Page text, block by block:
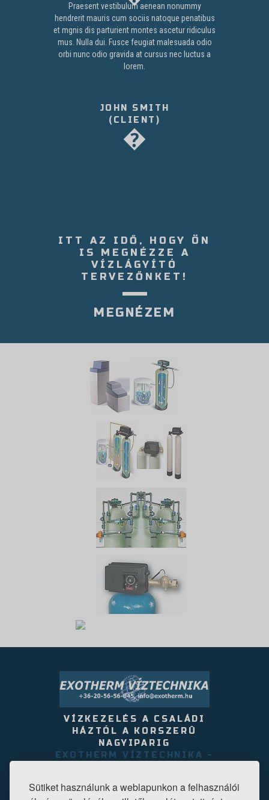
Sütiket használunk a weblapunkon a felhasználói
Praesent vestibulum aenean nonummy
hendrerit mauris cum sociis natoque penatibus
et mgnis dis parturient montes ascetur ridiculus
mus. Nulla dui. Fusce feugiat malesuada odio
orbi nunc odio gravida at cursus nec luctus a
lorem.
JOHN SMITH
(CLIENT)
ITT AZ IDŐ, HOGY ÖN
IS MEGNÉZZE A
VÍZLÁGYÍTÓ
TERVEZŐNKET!
MEGNÉZEM
VÍZKEZELÉS A CSALÁDI
HÁZTÓL A KORSZERÛ
NAGYIPARIG
EXOTHERM VÍZTECHNIKA -
TEL: +36-20-56-56-045,